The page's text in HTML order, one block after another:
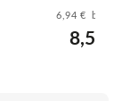
Rámček
6,94 € bez
8,54 €